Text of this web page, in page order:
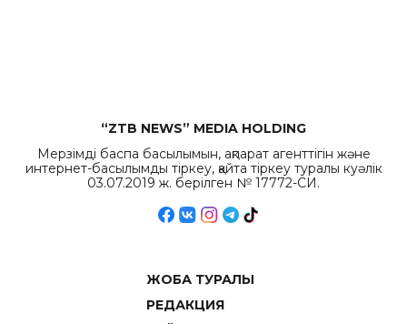
“ZTB NEWS” MEDIA HOLDING
Мерзімді баспа басылымын, ақпарат агенттігін және
интернет-басылымды тіркеу, қайта тіркеу туралы куәлік
03.07.2019 ж. берілген № 17772-СИ.
ЖОБА ТУРАЛЫ
РЕДАКЦИЯ